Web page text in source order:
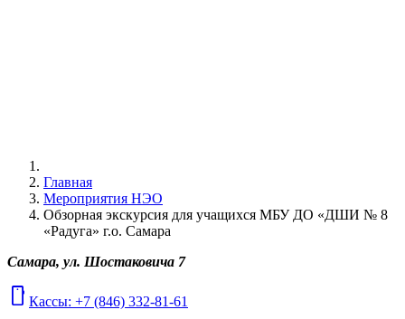
Главная
Мероприятия НЭО
Обзорная экскурсия для учащихся МБУ ДО «ДШИ № 8
«Радуга» г.о. Самара
Самара, ул. Шостаковича 7
mobile Кассы: +7 (846) 332-81-61